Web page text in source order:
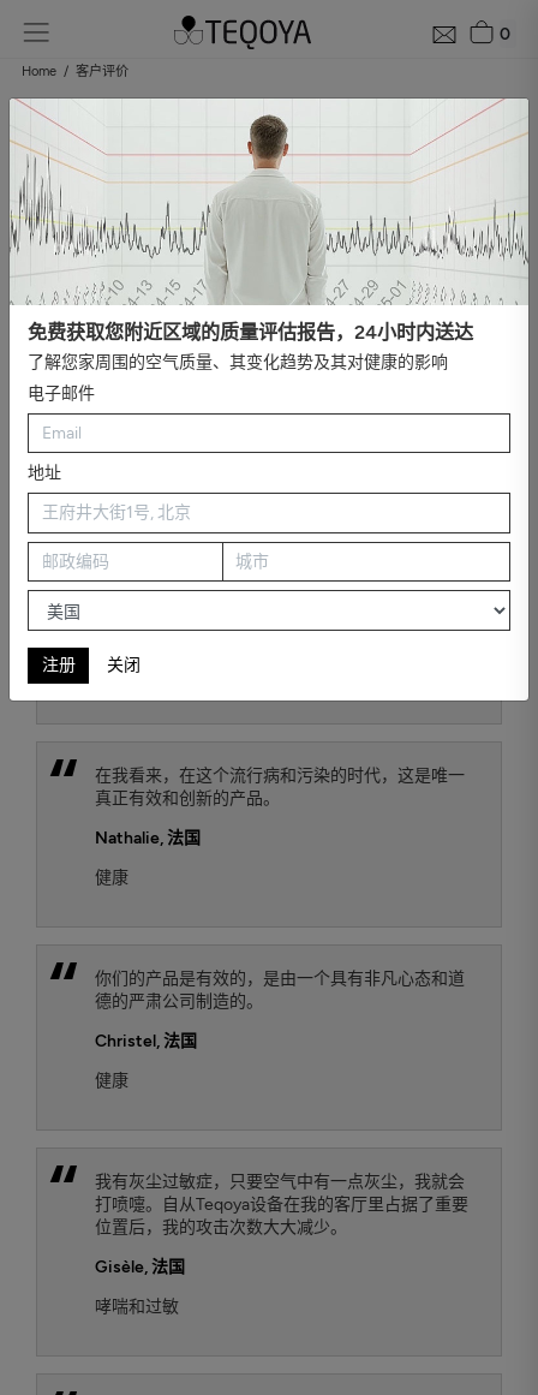
0
Home 客户评价
你们中的许多人对我们表示信任!
需要对TEQOYA发表意见吗？我们想听听那些选择我们产品的人的
意见。
类别
显示所有文章 健康 哮喘和过敏 健康、睡眠和负离子
不良气
味
#视频 #交通 #EDF Pulse & You 职业测试
设计精巧且简单易用，仅需要不到十分钟的简单安
让孩子们呼吸纯净的空气。 为了测试TEQOYA T450
的净化效率，我们使用了Kaiterra空气质量监测仪，
监测数据证明它有效地去除了悬浮在空气中的有害
细颗粒。我们将它从公寓中的一个房间移到另一个
房间，它并始终保持令人满意的效果。
Jana Luthi, 法国
健康
在我看来，在这个流行病和污染的时代，这是唯一
真正有效和创新的产品。
Nathalie, 法国
健康
你们的产品是有效的，是由一个具有非凡心态和道
德的严肃公司制造的。
Christel, 法国
健康
我有灰尘过敏症，只要空气中有一点灰尘，我就会
打喷嚏。自从Teqoya设备在我的客厅里占据了重要
位置后，我的攻击次数大大减少。
Gisèle, 法国
哮喘和过敏
免费获取您附近区域的质量评估报告，24小时内送达
了解您家周围的空气质量、其变化趋势及其对健康的影响
电子邮件
地址
注册 关闭